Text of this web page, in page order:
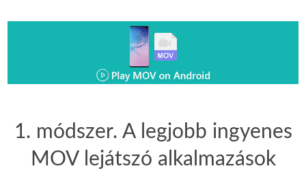
1. módszer. A legjobb ingyenes
MOV lejátszó alkalmazások